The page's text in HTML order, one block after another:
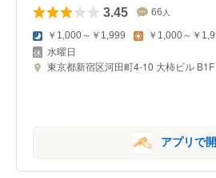
3.45 66 人
￥1,000～￥1,999 ￥1,000～￥
水曜日
東京都新宿区河田町4-10 大柿ビル B1F
アプリで